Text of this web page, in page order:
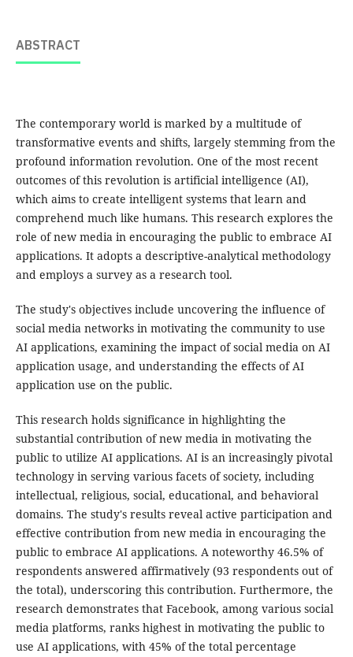
ABSTRACT
The contemporary world is marked by a multitude of
transformative events and shifts, largely stemming from the
profound information revolution. One of the most recent
outcomes of this revolution is artificial intelligence (AI),
which aims to create intelligent systems that learn and
comprehend much like humans. This research explores the
role of new media in encouraging the public to embrace AI
applications. It adopts a descriptive-analytical methodology
and employs a survey as a research tool.
The study's objectives include uncovering the influence of
social media networks in motivating the community to use
AI applications, examining the impact of social media on AI
application usage, and understanding the effects of AI
application use on the public.
This research holds significance in highlighting the
substantial contribution of new media in motivating the
public to utilize AI applications. AI is an increasingly pivotal
technology in serving various facets of society, including
intellectual, religious, social, educational, and behavioral
domains. The study's results reveal active participation and
effective contribution from new media in encouraging the
public to embrace AI applications. A noteworthy 46.5% of
respondents answered affirmatively (93 respondents out of
the total), underscoring this contribution. Furthermore, the
research demonstrates that Facebook, among various social
media platforms, ranks highest in motivating the public to
use AI applications, with 45% of the total percentage